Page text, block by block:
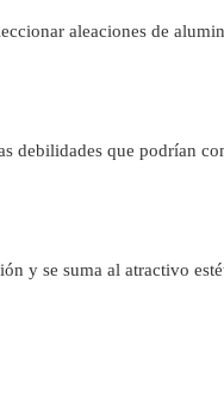
aleaciones de
debilidades que podrían
y se suma al atractivo